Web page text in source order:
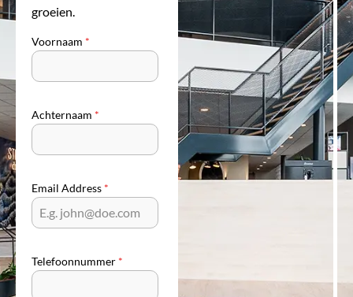
groeien.
Voornaam *
Achternaam *
Email Address *
Telefoonnummer *